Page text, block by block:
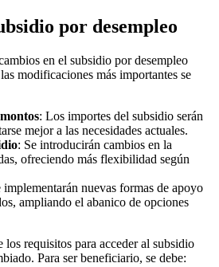
por desempleo
en el subsidio por desempleo
modificaciones más importantes se
: Los importes del subsidio serán
mejor a las necesidades actuales.
: Se introducirán cambios en la
ofreciendo más flexibilidad según
implementarán nuevas formas de apoyo
ampliando el abanico de opciones
los requisitos para acceder al subsidio
Para ser beneficiario, se debe: